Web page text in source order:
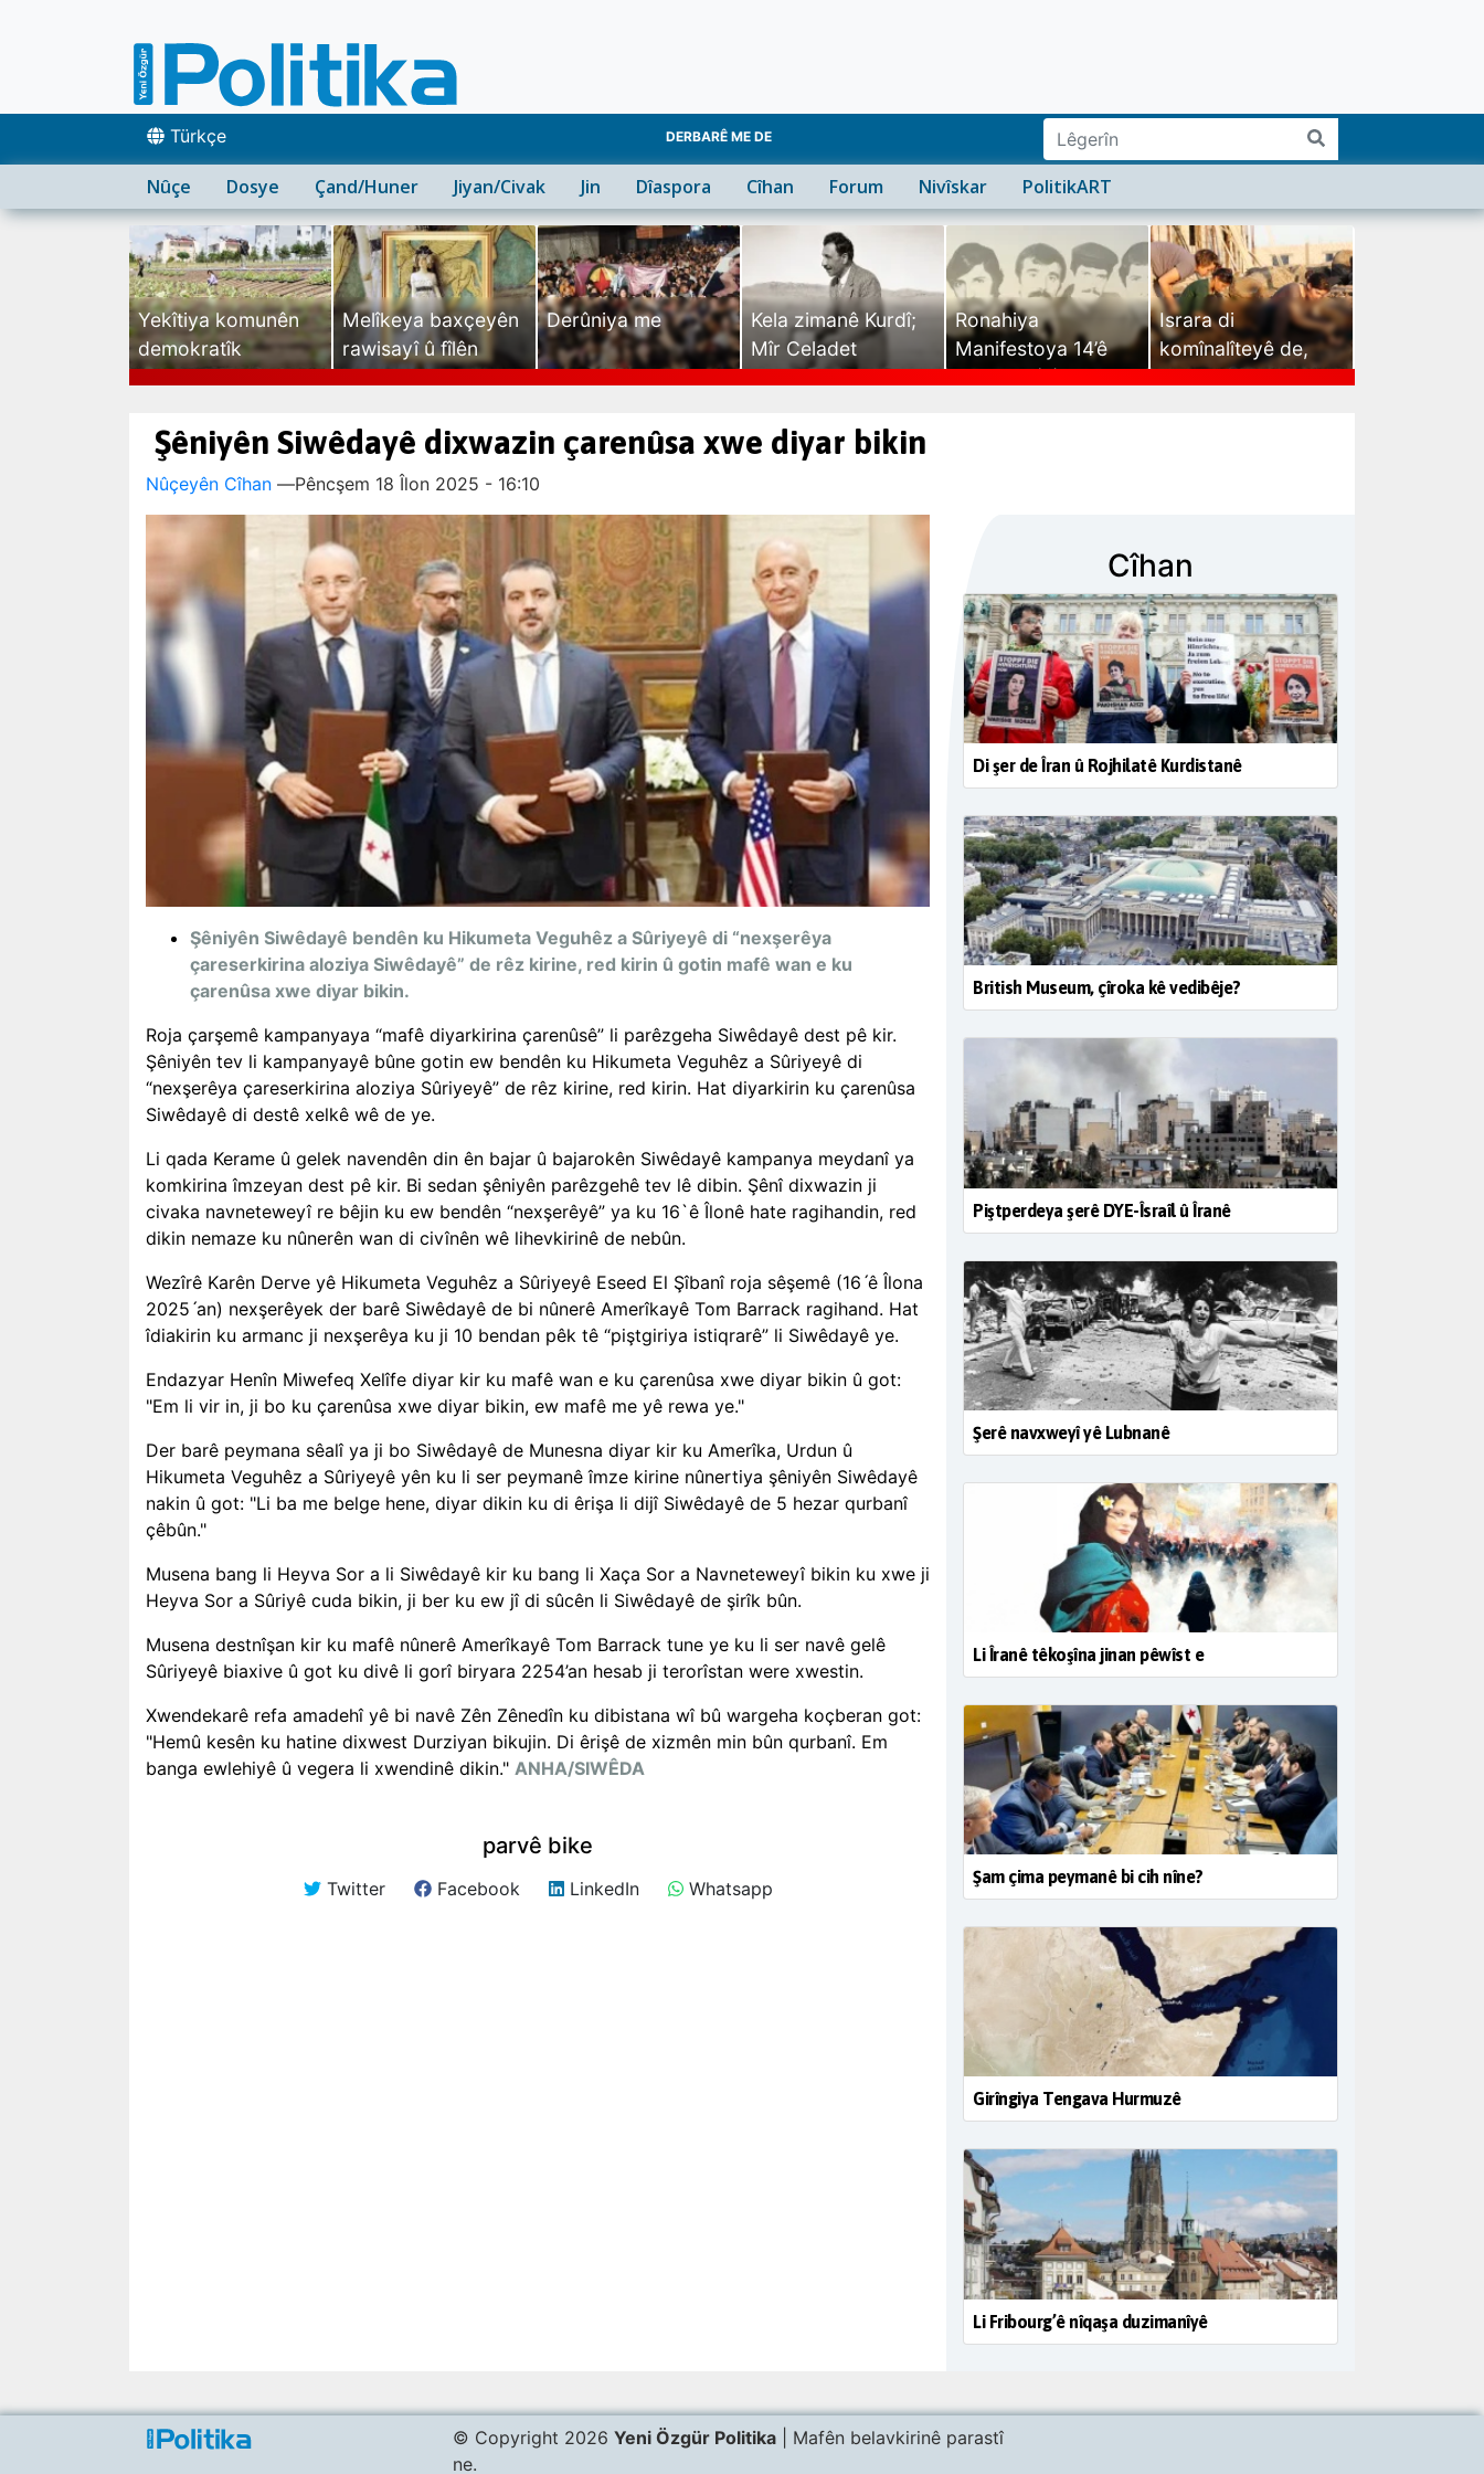
Türkçe DERBARÊ ME DE
Nûçe Dosye Çand/Huner Jiyan/Civak Jin Dîaspora Cîhan Forum Nivîskar PolitikART
Yekîtiya komunên
demokratîk
Melîkeya baxçeyên
rawisayî û fîlên
Derûniya me
Kela zimanê Kurdî;
Mîr Celadet
Ronahiya
Manifestoya 14’ê
Israra di
komînalîteyê de,
Şêniyên Siwêdayê dixwazin çarenûsa xwe diyar bikin
Nûçeyên Cîhan —Pêncşem 18 Îlon 2025 - 16:10
Şêniyên Siwêdayê bendên ku Hikumeta Veguhêz a Sûriyeyê di “nexşerêya
çareserkirina aloziya Siwêdayê” de rêz kirine, red kirin û gotin mafê wan e ku
çarenûsa xwe diyar bikin.
Roja çarşemê kampanyaya “mafê diyarkirina çarenûsê” li parêzgeha Siwêdayê dest pê kir.
Şêniyên tev li kampanyayê bûne gotin ew bendên ku Hikumeta Veguhêz a Sûriyeyê di
“nexşerêya çareserkirina aloziya Sûriyeyê” de rêz kirine, red kirin. Hat diyarkirin ku çarenûsa
Siwêdayê di destê xelkê wê de ye.
Li qada Kerame û gelek navendên din ên bajar û bajarokên Siwêdayê kampanya meydanî ya
komkirina îmzeyan dest pê kir. Bi sedan şêniyên parêzgehê tev lê dibin. Şênî dixwazin ji
civaka navneteweyî re bêjin ku ew bendên “nexşerêyê” ya ku 16`ê Îlonê hate ragihandin, red
dikin nemaze ku nûnerên wan di civînên wê lihevkirinê de nebûn.
Wezîrê Karên Derve yê Hikumeta Veguhêz a Sûriyeyê Eseed El Şîbanî roja sêşemê (16ˊê Îlona
2025 ˊan) nexşerêyek der barê Siwêdayê de bi nûnerê Amerîkayê Tom Barrack ragihand. Hat
îdiakirin ku armanc ji nexşerêya ku ji 10 bendan pêk tê “piştgiriya istiqrarê” li Siwêdayê ye.
Endazyar Henîn Miwefeq Xelîfe diyar kir ku mafê wan e ku çarenûsa xwe diyar bikin û got:
"Em li vir in, ji bo ku çarenûsa xwe diyar bikin, ew mafê me yê rewa ye."
Der barê peymana sêalî ya ji bo Siwêdayê de Munesna diyar kir ku Amerîka, Urdun û
Hikumeta Veguhêz a Sûriyeyê yên ku li ser peymanê îmze kirine nûnertiya şêniyên Siwêdayê
nakin û got: "Li ba me belge hene, diyar dikin ku di êrişa li dijî Siwêdayê de 5 hezar qurbanî
çêbûn."
Musena bang li Heyva Sor a li Siwêdayê kir ku bang li Xaça Sor a Navneteweyî bikin ku xwe ji
Heyva Sor a Sûriyê cuda bikin, ji ber ku ew jî di sûcên li Siwêdayê de şirîk bûn.
Musena destnîşan kir ku mafê nûnerê Amerîkayê Tom Barrack tune ye ku li ser navê gelê
Sûriyeyê biaxive û got ku divê li gorî biryara 2254’an hesab ji terorîstan were xwestin.
Xwendekarê refa amadehî yê bi navê Zên Zênedîn ku dibistana wî bû wargeha koçberan got:
"Hemû kesên ku hatine dixwest Durziyan bikujin. Di êrişê de xizmên min bûn qurbanî. Em
banga ewlehiyê û vegera li xwendinê dikin." ANHA/SIWÊDA
parvê bike
Twitter Facebook LinkedIn Whatsapp
Cîhan
Di şer de Îran û Rojhilatê Kurdistanê
British Museum, çîroka kê vedibêje?
Piştperdeya şerê DYE-Îsraîl û Îranê
Şerê navxweyî yê Lubnanê
Li Îranê têkoşîna jinan pêwîst e
Şam çima peymanê bi cih nîne?
Girîngiya Tengava Hurmuzê
Li Fribourg’ê nîqaşa duzimanîyê
© Copyright 2026 Yeni Özgür Politika| Mafên belavkirinê parastî
ne.